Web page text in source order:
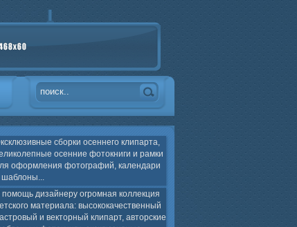
сборки осеннего клипарта,
осенние фотокниги и рамки
оформления фотографий, календари
шаблоны...
помощь дизайнеру огромная коллекция
материала: высококачественный
и векторный клипарт, авторские